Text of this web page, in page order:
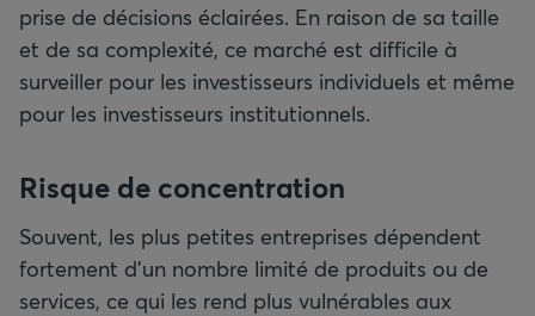
prise de décisions éclairées. En raison de sa taille
et de sa complexité, ce marché est difficile à
surveiller pour les investisseurs individuels et même
pour les investisseurs institutionnels.
Risque de concentration
Souvent, les plus petites entreprises dépendent
fortement d’un nombre limité de produits ou de
services, ce qui les rend plus vulnérables aux